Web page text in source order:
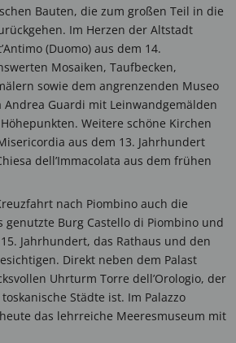
Bauten, die zum großen Teil in die
Im Herzen der Altstadt
(Duomo) aus dem 14.
Mosaiken, Taufbecken,
sowie dem angrenzenden Museo
Andrea Guardi mit Leinwandgemälden
Weitere schöne Kirchen
aus dem 13. Jahrhundert
dell’Immacolata aus dem frühen
nach Piombino auch die
genutzte Burg Castello di Piombino und
Jahrhundert, das Rathaus und den
Direkt neben dem Palast
Uhrturm Torre dell’Orologio, der
Städte ist. Im Palazzo
das lehrreiche Meeresmuseum mit